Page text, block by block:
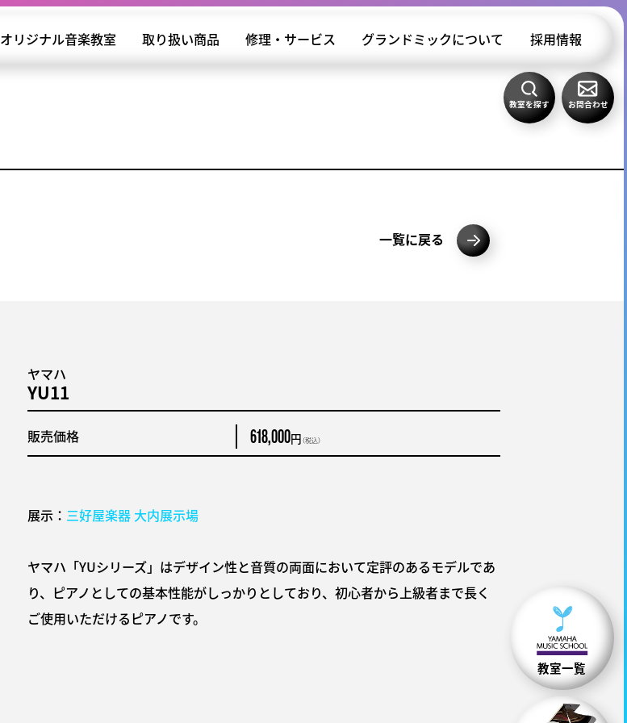
オリジナル音楽教室 取り扱い商品 修理・サービス グランドミックについて 採用情報
教室を探す お問合わせ
教室一覧
一覧に戻る
ヤマハ
YU11
販売価格 618,000円（税込）
展示： 三好屋楽器 大内展示場
ヤマハ「YUシリーズ」はデザイン性と音質の両面において定評のあるモデルであ
り、ピアノとしての基本性能がしっかりとしており、初心者から上級者まで長く
ご使用いただけるピアノです。